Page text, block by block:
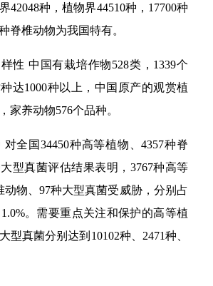
42048种，植物界44510种，17700种
脊椎动物为我国特有。
性 中国有栽培作物528类，1339个
达1000种以上，中国原产的观赏植
家养动物576个品种。
全国34450种高等植物、4357种脊
型真菌评估结果表明，3767种高等
动物、97种大型真菌受威胁，分别占
1.0%。需要重点关注和保护的高等植
型真菌分别达到10102种、2471种、